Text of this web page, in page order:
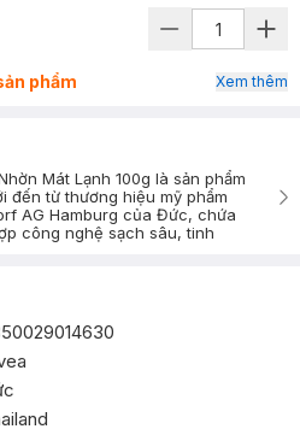
phẩm Xem thêm
Mát Lạnh 100g là sản phẩm
đến từ thương hiệu mỹ phẩm
AG Hamburg của Đức, chứa
công nghệ sạch sâu, tinh